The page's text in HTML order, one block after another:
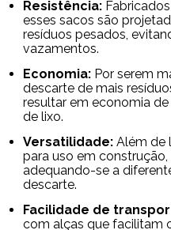
Resistência:
esses sacos são
resíduos pesados,
vazamentos.
Economia: Por serem
descarte de mais
resultar em economia
de lixo.
Versatilidade: Além de
para uso em
adequando-se a
descarte.
Facilidade de
com alças que facilitam